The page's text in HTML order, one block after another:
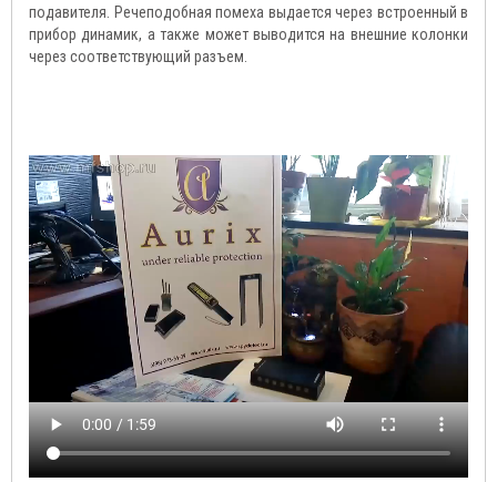
подавителя. Речеподобная помеха выдается через встроенный в
прибор динамик, а также может выводится на внешние колонки
через соответствующий разъем.